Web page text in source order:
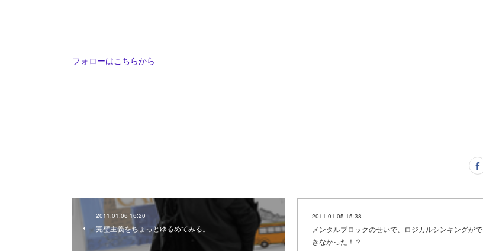
フォローはこちらから
2011.01.06 16:20
完璧主義をちょっとゆるめてみる。
2011.01.05 15:38
メンタルブロックのせいで、ロジカルシンキングがで
きなかった！？